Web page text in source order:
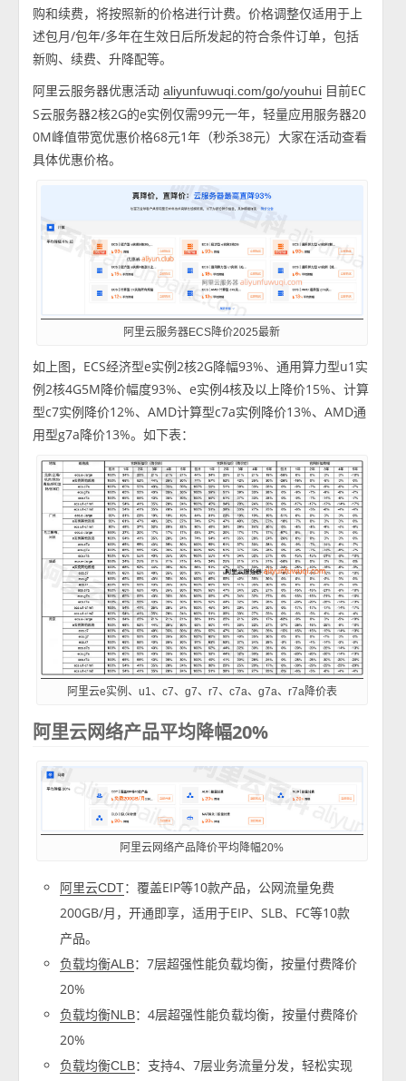
购和续费，将按照新的价格进行计费。价格调整仅适用于上
述包月/包年/多年在生效日后所发起的符合条件订单，包括
新购、续费、升降配等。
阿里云服务器优惠活动aliyunfuwuqi.com/go/youhui 目前EC
S云服务器2核2G的e实例仅需99元一年，轻量应用服务器20
0M峰值带宽优惠价格68元1年（秒杀38元）大家在活动查看
具体优惠价格。
阿里云服务器ECS降价2025最新
如上图，ECS经济型e实例2核2G降幅93%、通用算力型u1实
例2核4G5M降价幅度93%、e实例4核及以上降价15%、计算
型c7实例降价12%、AMD计算型c7a实例降价13%、AMD通
用型g7a降价13%。如下表：
阿里云e实例、u1、c7、g7、r7、c7a、g7a、r7a降价表
阿里云网络产品平均降幅20%
阿里云网络产品降价平均降幅20%
阿里云CDT：覆盖EIP等10款产品，公网流量免费
200GB/月，开通即享，适用于EIP、SLB、FC等10款
产品。
负载均衡ALB：7层超强性能负载均衡，按量付费降价
20%
负载均衡NLB：4层超强性能负载均衡，按量付费降价
20%
负载均衡CLB：支持4、7层业务流量分发，轻松实现